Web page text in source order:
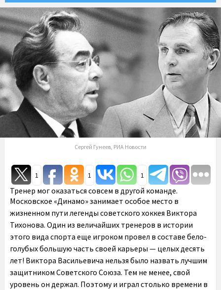
Сергей Гунеев, РИА Новости
1 1 1
Тренер мог оказаться совсем в другой команде.
Московское «Динамо» занимает особое место в
жизненном пути легенды советского хоккея Виктора
Тихонова. Один из величайших тренеров в истории
этого вида спорта еще игроком провел в составе бело-
голубых большую часть своей карьеры — целых десять
лет! Виктора Васильевича нельзя было назвать лучшим
защитником Советского Союза. Тем не менее, свой
уровень он держал. Поэтому и играл столько времени в